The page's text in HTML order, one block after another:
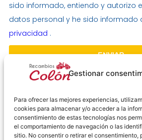
Gestionar
Para ofrecer las mejores experiencias,
cookies para almacenar y/o acceder a la
consentimiento de estas tecnologías nos
el comportamiento de navegación o las
sitio. No consentir o retirar el consentimiento,
sido informado, entiendo y autorizo
datos personal y he sido informado
privacidad .
ENVIAR